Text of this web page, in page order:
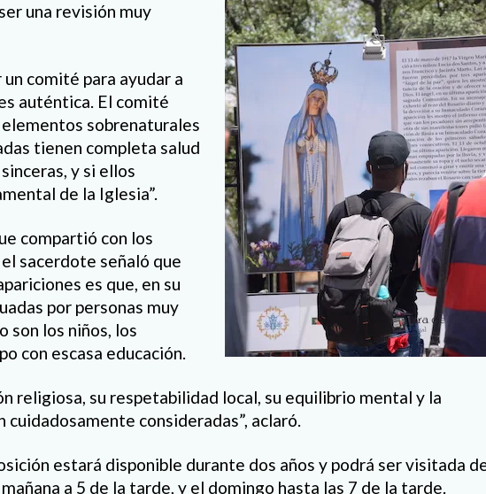
una revisión muy
comité para ayudar a
auténtica. El comité
sobrenaturales
tienen completa salud
y si ellos
de la Iglesia”.
compartió con los
sacerdote señaló que
es que, en su
por personas muy
son los niños, los
con escasa educación.
religiosa, su respetabilidad local, su equilibrio mental y la
cuidadosamente consideradas”, aclaró.
estará disponible durante dos años y podrá ser visitada
a 5 de la tarde, y el domingo hasta las 7 de la tarde.